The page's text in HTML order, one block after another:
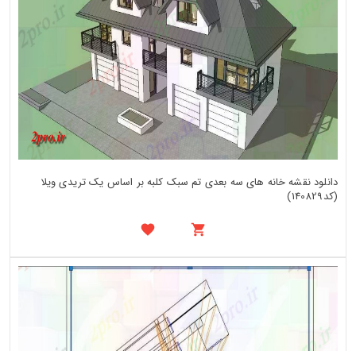
دانلود نقشه خانه های سه بعدی تم سبک کلبه بر اساس یک تریدی ویلا
(کد140829)